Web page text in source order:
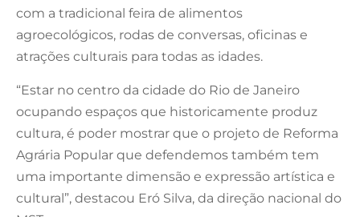
com a tradicional feira de alimentos
agroecológicos, rodas de conversas, oficinas e
atrações culturais para todas as idades.
“Estar no centro da cidade do Rio de Janeiro
ocupando espaços que historicamente produz
cultura, é poder mostrar que o projeto de Reforma
Agrária Popular que defendemos também tem
uma importante dimensão e expressão artística e
cultural”, destacou Eró Silva, da direção nacional do